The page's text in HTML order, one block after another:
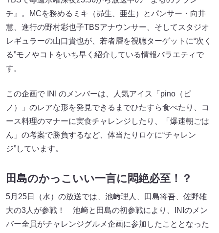
チ』。MCを務めるミキ（昴生、亜生）とパンサー・向井
慧、進行の野村彩也子TBSアナウンサー、そしてスタジオ
レギュラーの山口貴也が、若者層を視聴ターゲットに“次く
る”モノやコトをいち早く紹介している情報バラエティで
す。
この企画で INI のメンバーは、人気アイス「pino（ピ
ノ）」のレアな形を発見できるまでひたすら食べたり、コ
ース料理のマナーに実食チャレンジしたり、「爆速朝ごは
ん」の考案で勝負するなど、体当たりロケに“チャレン
ジ”しています。
田島のかっこいい一言に悶絶必至！？
5月25日（水）の放送では、池﨑理人、田島将吾、佐野雄
大の3人が参戦！ 池﨑と田島の初参戦により、INIのメン
バー全員がチャレンジグルメ企画に参加したこととなった